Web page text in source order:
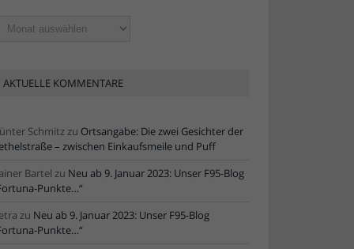
AKTUELLE KOMMENTARE
Schmitzzu Ortsangabe: Die zwei Gesichter der
– zwischen Einkaufsmeile und Puff
Bartel zu Neu ab 9. Januar 2023: Unser F95-Blog
Punkte…“
zu Neu ab 9. Januar 2023: Unser F95-Blog
Punkte…“